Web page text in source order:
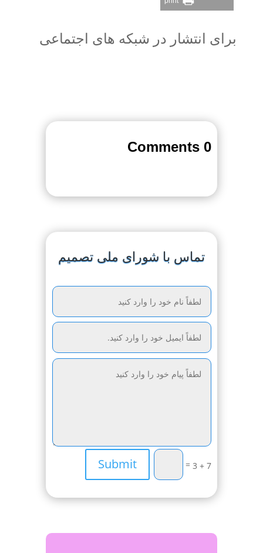
برای انتشار در شبکه های اجتماعی
0 Comments
تماس با شورای ملی تصمیم
7 + 3
=
Submit